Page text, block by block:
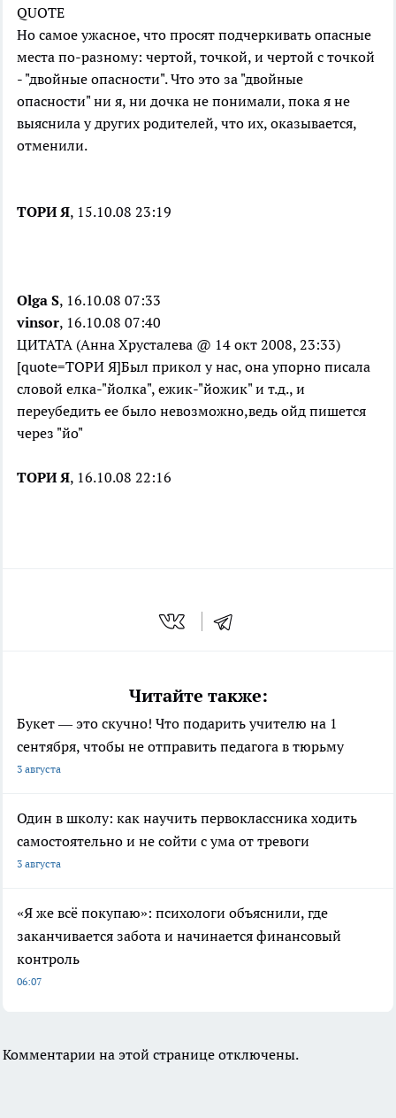
QUOTE
Но самое ужасное, что просят подчеркивать опасные
места по-разному: чертой, точкой, и чертой с точкой
- "двойные опасности". Что это за "двойные
опасности" ни я, ни дочка не понимали, пока я не
выяснила у других родителей, что их, оказывается,
отменили.
ТОРИ Я, 15.10.08 23:19
Olga S, 16.10.08 07:33
vinsor, 16.10.08 07:40
ЦИТАТА (Анна Хрусталева @ 14 окт 2008, 23:33)
[quote=ТОРИ Я]Был прикол у нас, она упорно писала
словой елка-"йолка", ежик-"йожик" и т.д., и
переубедить ее было невозможно,ведь ойд пишется
через "йо"
ТОРИ Я, 16.10.08 22:16
Читайте также:
Букет — это скучно! Что подарить учителю на 1
сентября, чтобы не отправить педагога в тюрьму
3 августа
Один в школу: как научить первоклассника ходить
самостоятельно и не сойти с ума от тревоги
3 августа
«Я же всё покупаю»: психологи объяснили, где
заканчивается забота и начинается финансовый
контроль
06:07
Комментарии на этой странице отключены.